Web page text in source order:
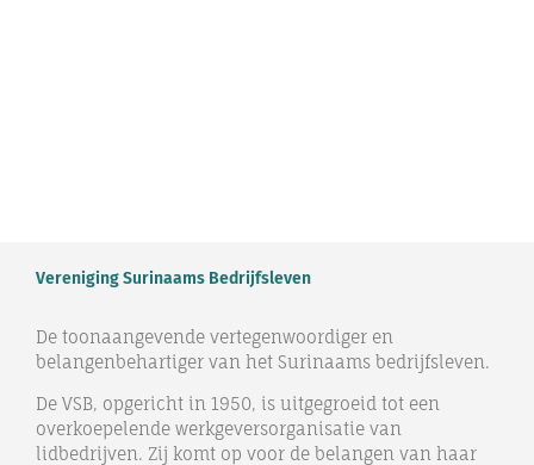
Vereniging Surinaams Bedrijfsleven
De toonaangevende vertegenwoordiger en
belangenbehartiger van het Surinaams bedrijfsleven.
De VSB, opgericht in 1950, is uitgegroeid tot een
overkoepelende werkgeversorganisatie van
lidbedrijven. Zij komt op voor de belangen van haar